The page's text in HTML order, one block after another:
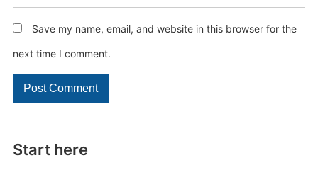
Start here
Save my name, email, and website in this browser for the
next time I comment.